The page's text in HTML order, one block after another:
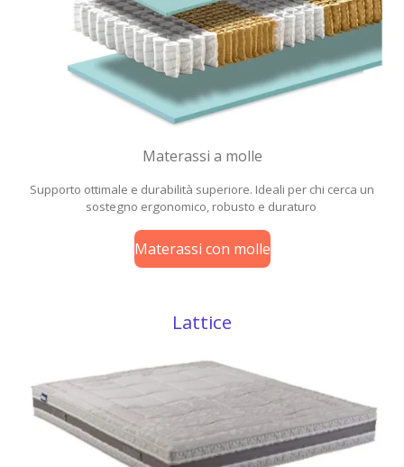
Materassi a molle
Supporto ottimale e durabilità superiore. Ideali per chi cerca un
sostegno ergonomico, robusto e duraturo
Materassi con molle
Lattice